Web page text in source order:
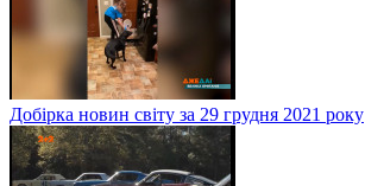
Добірка новин світу за 29 грудня 2021 року